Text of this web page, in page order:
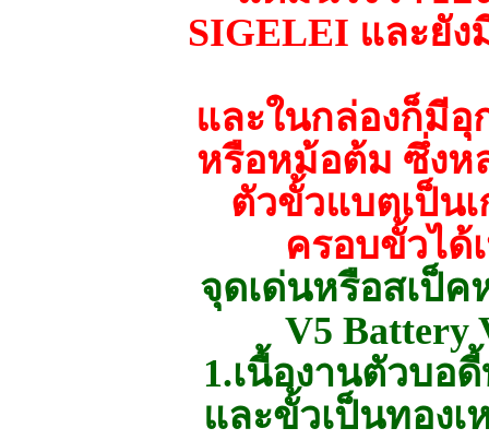
SIGELEI และยัง
และในกล่องก็มี
หรือหม้อต้ม ซึ่งห
ตัวขั้วแบตเป็น
ครอบขั้วได้
จุดเด่นหรือสเป็
V5 Battery
1.เนื้องานตัวบอ
และขั้วเป็นทองเ